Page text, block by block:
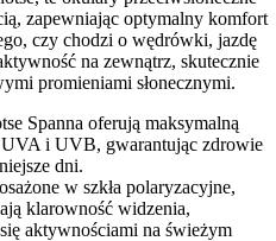
zapewniając optymalny komfort
czy chodzi o wędrówki, jazdę
na zewnątrz, skutecznie
promieniami słonecznymi.
Spanna oferują maksymalną
i UVB, gwarantując zdrowie
dni.
w szkła polaryzacyjne,
klarowność widzenia,
aktywnościami na świeżym